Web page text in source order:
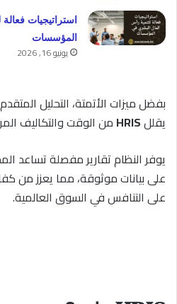
استراتيجيات
المؤسسات
يونيو 16, 2026
بفضل ميزات الأتمتة، التحليل
يقللHRIS من الوقت والتكاليف
يوفر النظام تقارير مفصلة تساعد
على بيانات موثوقة، مما يعزز من
على التنافس في السوق العالمية.